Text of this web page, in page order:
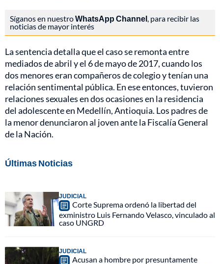
Síganos en nuestroWhatsApp Channel , para recibir las
noticias de mayor interés
La sentencia detalla que el caso se remonta entre
mediados de abril y el 6 de mayo de 2017, cuando los
dos menores eran compañeros de colegio y tenían una
relación sentimental pública. En ese entonces, tuvieron
relaciones sexuales en dos ocasiones en la residencia
del adolescente en Medellín, Antioquia. Los padres de
la menor denunciaron al joven ante la Fiscalía General
de la Nación.
Últimas Noticias
JUDICIAL
Corte Suprema ordenó la libertad del
exministro Luis Fernando Velasco, vinculado al
caso UNGRD
JUDICIAL
Acusan a hombre por presuntamente